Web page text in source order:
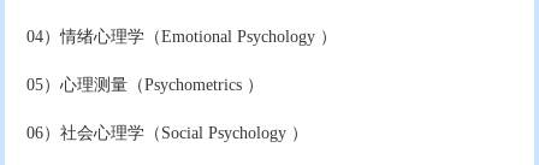
04）情绪心理学（Emotional Psychology ）
05）心理测量（Psychometrics ）
06）社会心理学（Social Psychology ）